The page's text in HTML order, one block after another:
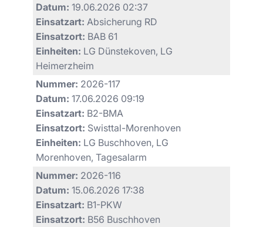
Datum: 19.06.2026 02:37
Einsatzart: Absicherung RD
Einsatzort: BAB 61
Einheiten: LG Dünstekoven, LG
Heimerzheim
Nummer: 2026-117
Datum: 17.06.2026 09:19
Einsatzart: B2-BMA
Einsatzort: Swisttal-Morenhoven
Einheiten: LG Buschhoven, LG
Morenhoven, Tagesalarm
Nummer: 2026-116
Datum: 15.06.2026 17:38
Einsatzart: B1-PKW
Einsatzort: B56 Buschhoven